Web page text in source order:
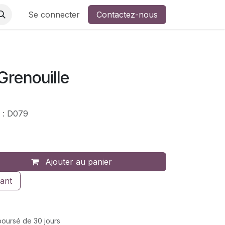
de broderie
Se connecter Contactez-nous
D079
Ajouter au panier
de 30 jours